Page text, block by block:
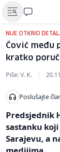
NIJE OTKRIO
Čović među
kratko
Piše: V. K. |
Poslušajte
Predsjednik
sastanku koji
Sarajevu, a